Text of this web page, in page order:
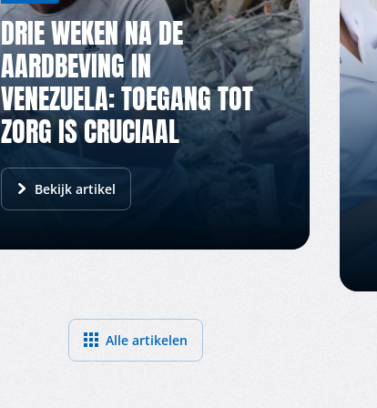
DRIE WEKEN NA DE
AARDBEVING IN
VENEZUELA: TOEGANG TOT
ZORG IS CRUCIAAL
Bekijk artikel
Alle artikelen